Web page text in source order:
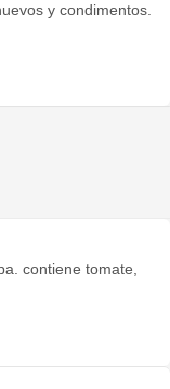
y condimentos.
contiene tomate,